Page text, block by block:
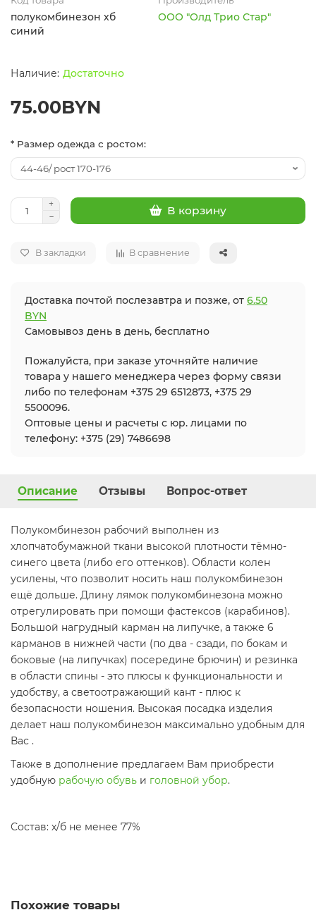
полукомбинезон хб
синий
ООО "Олд Трио Стар"
Достаточно
75.00BYN
* Размер одежда с ростом:
В корзину
В закладки В сравнение
Доставка почтой послезавтра и позже, от 6.50
BYN
Самовывоз день в день, бесплатно
Пожалуйста, при заказе уточняйте наличие
товара у нашего менеджера через форму связи
либо по телефонам +375 29 6512873, +375 29
5500096.
Оптовые цены и расчеты с юр. лицами по
телефону: +375 (29) 7486698
Описание Отзывы Вопрос-ответ
Полукомбинезон рабочий выполнен из
хлопчатобумажной ткани высокой плотности тёмно-
синего цвета (либо его оттенков). Области колен
усилены, что позволит носить наш полукомбинезон
ещё дольше. Длину лямок полукомбинезона можно
отрегулировать при помощи фастексов (карабинов).
Большой нагрудный карман на липучке, а также 6
карманов в нижней части (по два - сзади, по бокам и
боковые (на липучках) посередине брючин) и резинка
в области спины - это плюсы к функциональности и
удобству, а светоотражающий кант - плюс к
безопасности ношения. Высокая посадка изделия
делает наш полукомбинезон максимально удобным для
Вас .
Также в дополнение предлагаем Вам приобрести
удобную рабочую обувь и головной убор.
Состав: х/б не менее 77%
Похожие товары